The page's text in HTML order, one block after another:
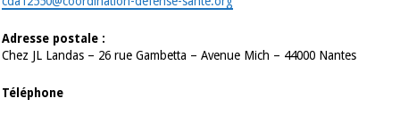
Adresse postale :
Chez JL Landas – 26 rue Gambetta – Avenue Mich – 44000 Nantes
Téléphone